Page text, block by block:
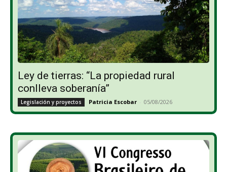
Ley de tierras: “La propiedad rural
conlleva soberanía”
Legislación y proyectos Patricia Escobar - 05/08/2026